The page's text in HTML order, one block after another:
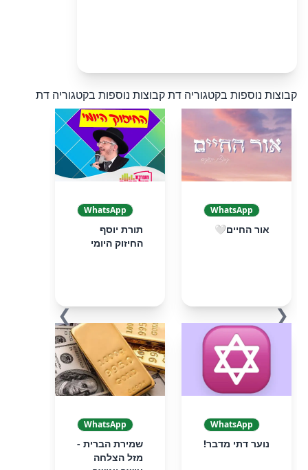
קבוצות נוספות בקטגוריה דתקבוצות נוספות בקטגוריה דת
❮
WhatsApp
אור החיים🤍
WhatsApp
תורת יוסף
החיזוק היומי
WhatsApp
נוער דתי מדבר!
WhatsApp
שמירת הברית -
מזל הצלחה
❯